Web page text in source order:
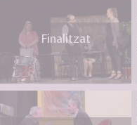
Finalitzat